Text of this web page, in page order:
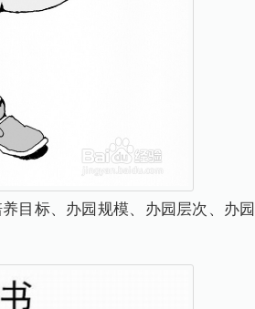
目标、办园规模、办园层次、办